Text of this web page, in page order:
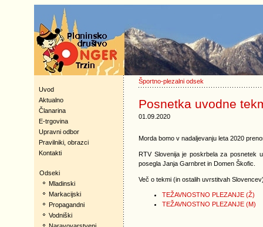
Uvod
Aktualno
Članarina
E-trgovina
Upravni odbor
Pravilniki, obrazci
Kontakti
Odseki
Mladinski
Markacijski
Propagandni
Vodniški
Športno-plezalni odsek
Posnetka uvodne
01.09.2020
Morda bomo v nadaljevanju leta 2020
RTV Slovenija je poskrbela za posnetek
posegla Janja Garnbret in Domen Škofic.
Več o tekmi (in ostalih uvrstitvah
TEŽAVNOSTNO PLEZANJE (Ž)
TEŽAVNOSTNO PLEZANJE (M)